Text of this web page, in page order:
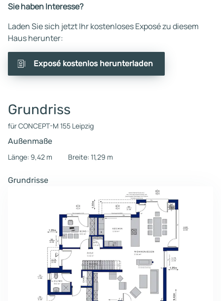
Sie haben Interesse?
Laden Sie sich jetzt Ihr kostenloses Exposé zu diesem
Haus herunter:
Exposé kostenlos herunterladen
Grundriss
für CONCEPT-M 155 Leipzig
Außenmaße
Länge: 9,42 m
Breite: 11,29 m
Grundrisse